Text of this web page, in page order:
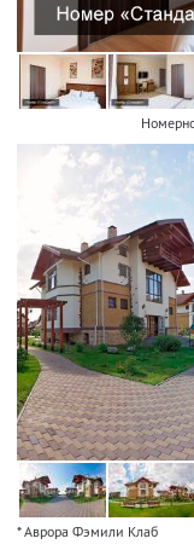
* Аврора Фэмили Клаб